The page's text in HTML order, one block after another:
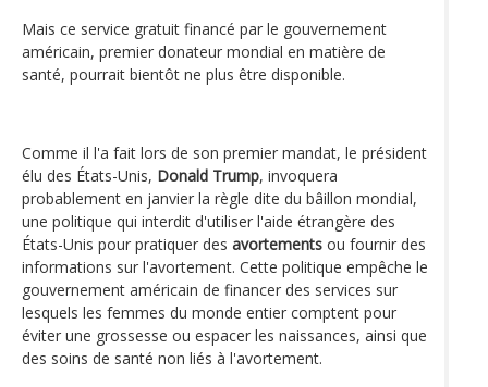
Mais ce service gratuit financé par le gouvernement
américain, premier donateur mondial en matière de
santé, pourrait bientôt ne plus être disponible.
Comme il l'a fait lors de son premier mandat, le président
élu des États-Unis, Donald Trump, invoquera
probablement en janvier la règle dite du bâillon mondial,
une politique qui interdit d'utiliser l'aide étrangère des
États-Unis pour pratiquer des avortements ou fournir des
informations sur l'avortement. Cette politique empêche le
gouvernement américain de financer des services sur
lesquels les femmes du monde entier comptent pour
éviter une grossesse ou espacer les naissances, ainsi que
des soins de santé non liés à l'avortement.